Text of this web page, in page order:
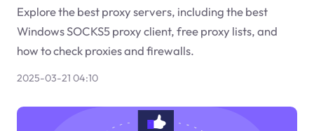
Explore the best proxy servers, including the best
Windows SOCKS5 proxy client, free proxy lists, and
how to check proxies and firewalls.
2025-03-21 04:10